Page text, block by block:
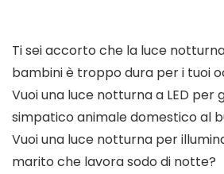
Ti sei accorto che la luce
bambini è troppo dura per i tuoi
Vuoi una luce notturna a LED per
simpatico animale domestico al
Vuoi una luce notturna per
marito che lavora sodo di notte?